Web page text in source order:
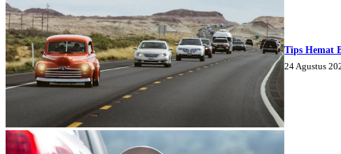
Tips Hemat
24 Agustus